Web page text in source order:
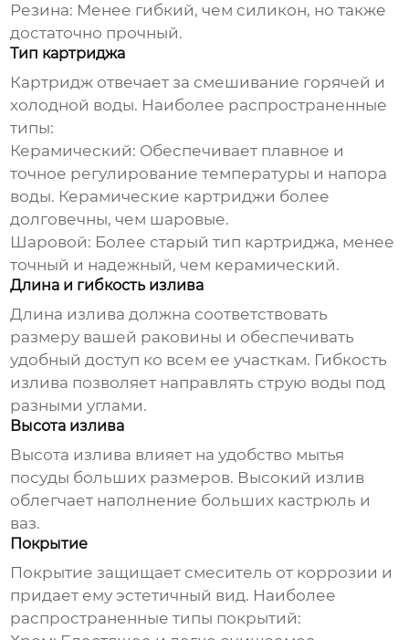
Резина: Менее гибкий, чем силикон, но также
достаточно прочный.
Тип картриджа
Картридж отвечает за смешивание горячей и
холодной воды. Наиболее распространенные
типы:
Керамический: Обеспечивает плавное и
точное регулирование температуры и напора
воды. Керамические картриджи более
долговечны, чем шаровые.
Шаровой: Более старый тип картриджа, менее
точный и надежный, чем керамический.
Длина и гибкость излива
Длина излива должна соответствовать
размеру вашей раковины и обеспечивать
удобный доступ ко всем ее участкам. Гибкость
излива позволяет направлять струю воды под
разными углами.
Высота излива
Высота излива влияет на удобство мытья
посуды больших размеров. Высокий излив
облегчает наполнение больших кастрюль и
ваз.
Покрытие
Покрытие защищает смеситель от коррозии и
придает ему эстетичный вид. Наиболее
распространенные типы покрытий: